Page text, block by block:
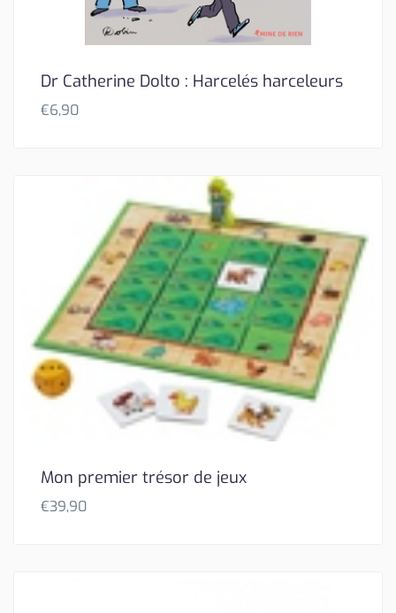
Dr Catherine Dolto : Harcelés harceleurs
€6,90
Mon premier trésor de jeux
€39,90